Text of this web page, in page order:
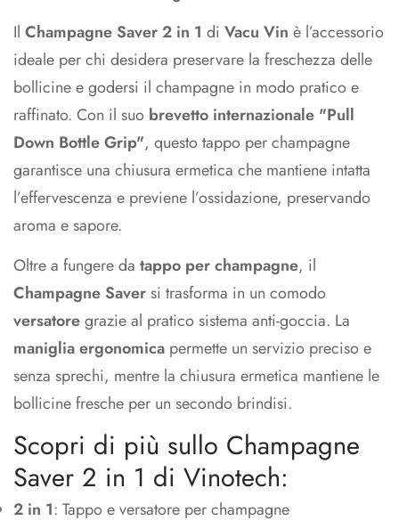
Il Champagne Saver 2 in 1 di Vacu Vin è l’accessorio
ideale per chi desidera preservare la freschezza delle
bollicine e godersi il champagne in modo pratico e
raffinato. Con il suo brevetto internazionale "Pull
Down Bottle Grip", questo tappo per champagne
garantisce una chiusura ermetica che mantiene intatta
l’effervescenza e previene l’ossidazione, preservando
aroma e sapore.
Oltre a fungere da tappo per champagne, il
Champagne Saversi trasforma in un comodo
versatoregrazie al pratico sistema anti-goccia. La
maniglia ergonomica permette un servizio preciso e
senza sprechi, mentre la chiusura ermetica mantiene le
bollicine fresche per un secondo brindisi.
Scopri di più sullo Champagne
Saver 2 in 1 di Vinotech:
2 in 1: Tappo e versatore per champagne